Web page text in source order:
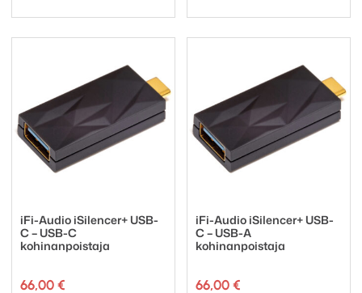
iFi-Audio iSilencer+ USB-
C – USB-C
kohinanpoistaja
66,00 €
iFi-Audio iSilencer+ USB-
C – USB-A
kohinanpoistaja
66,00 €